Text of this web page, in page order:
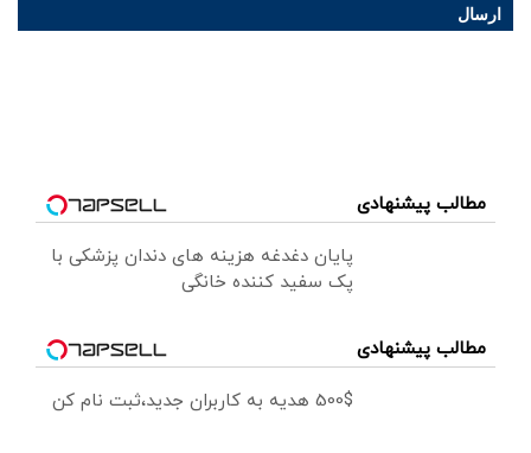
ارسال
مطالب پیشنهادی
پایان دغدغه هزینه های دندان پزشکی با
پک سفید کننده خانگی
مطالب پیشنهادی
500$ هدیه به کاربران جدید،ثبت نام کن